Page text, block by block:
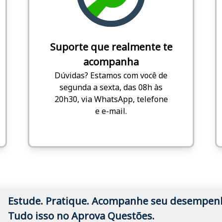
Suporte que realmente te
acompanha
Dúvidas? Estamos com você de
segunda a sexta, das 08h às
20h30, via WhatsApp, telefone
e e-mail.
Estude. Pratique. Acompanhe seu
Tudo isso no Aprova Questões.